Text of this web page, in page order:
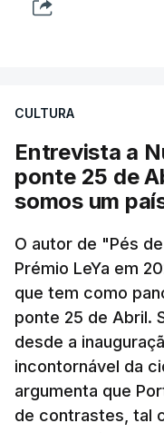
CULTURA
Entrevista a
ponte 25 de
somos um
O autor de "Pés
Prémio LeYa em
que tem como
ponte 25 de Abril.
desde a
incontornável da
argumenta que
de contrastes, tal